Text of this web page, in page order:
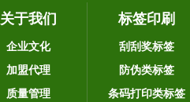
关于我们
企业文化
加盟代理
质量管理
标签印刷
刮刮奖标签
防伪类标签
条码打印类标签